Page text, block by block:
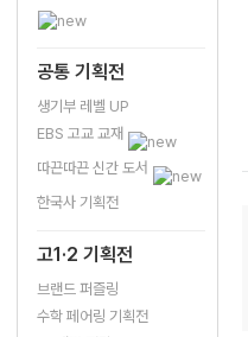
공통 기획전
생기부 레벨 UP
EBS 고교 교재
따끈따끈 신간 도서
한국사 기획전
고1·2 기획전
브랜드 퍼즐링
수학 페어링 기획전